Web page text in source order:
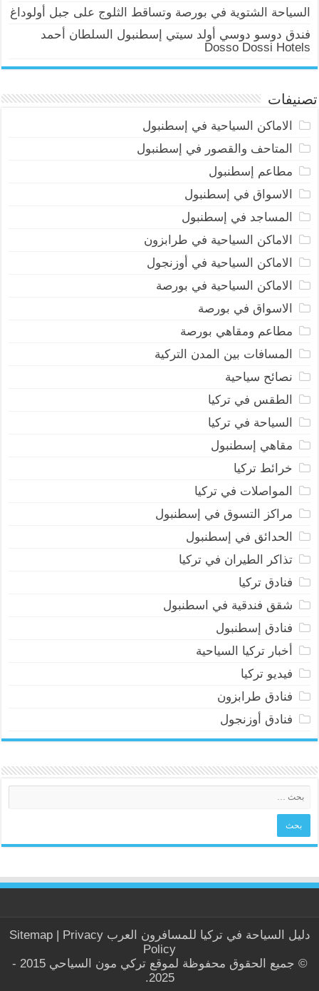
السياحة الشتوية في بورصة وتساقط الثلوج على جبل أولوداغ
فندق دوسو دوسي أولد سيتي إسطنبول السلطان أحمد
Dosso Dossi Hotels
تصنيفات
الاماكن السياحية في إسطنبول
المتاحف والقصور في إسطنبول
مطاعم إسطنبول
الاسواق في إسطنبول
المساجد في إسطنبول
الاماكن السياحية في طرابزون
الاماكن السياحية في أوزنجول
الاماكن السياحية في بورصة
الاسواق في بورصة
مطاعم ومقاهي بورصة
المسافات بين المدن التركية
نصائح سياحية
الطقس في تركيا
السياحة في تركيا
مقاهي إسطنبول
خرائط تركيا
المواصلات في تركيا
مراكز التسوق في إسطنبول
الحدائق في إسطنبول
تذاكر الطيران في تركيا
فنادق تركيا
شقق فندقية في اسطنبول
فنادق إسطنبول
أخبار تركيا السياحية
فيديو تركيا
فنادق طرابزون
فنادق أوزنجول
دليل السياحة فيتركيا للمسافرون العرب Sitemap| Privacy
Policy
© جميع الحقوق محفوظة لموقع تركي مون السياحي 2015 -
2025.